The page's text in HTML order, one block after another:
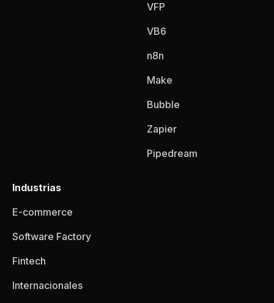
VFP
VB6
n8n
Make
Bubble
Zapier
Pipedream
Industrias
E-commerce
Software Factory
Fintech
Internacionales